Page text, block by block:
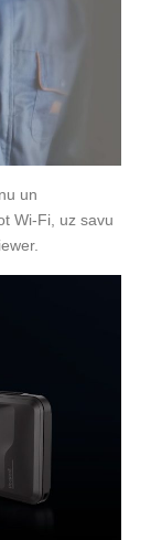
un
Wi-Fi, uz savu